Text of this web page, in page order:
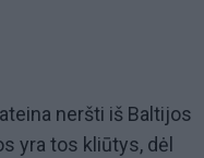
neršti iš Baltijos
yra tos kliūtys, dėl